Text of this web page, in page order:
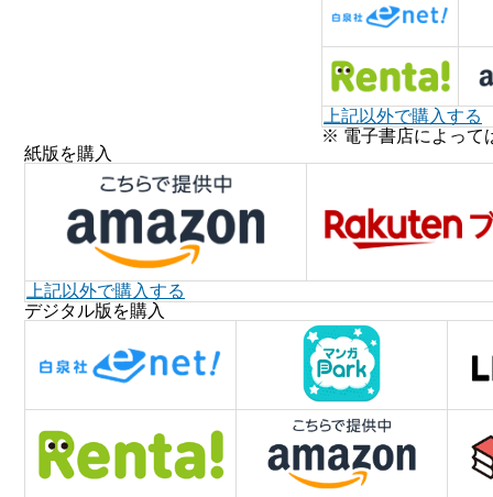
上記以外で購入する
※ 電子書店によって
紙版を購入
上記以外で購入する
デジタル版を購入